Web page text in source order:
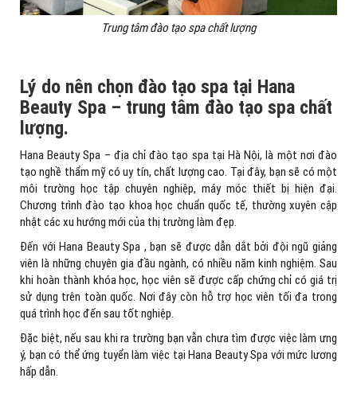
Trung tâm đào tạo spa chất lượng
Lý do nên chọn đào tạo spa tại Hana
Beauty Spa – trung tâm đào tạo spa chất
lượng.
Hana Beauty Spa – địa chỉ đào tạo spa tại Hà Nội, là một nơi đào
tạo nghề thẩm mỹ có uy tín, chất lượng cao. Tại đây, bạn sẽ có một
môi trường học tập chuyên nghiệp, máy móc thiết bị hiện đại.
Chương trình đào tạo khoa học chuẩn quốc tế, thường xuyên cập
nhật các xu hướng mới của thị trường làm đẹp.
Đến với Hana Beauty Spa , bạn sẽ được dẫn dắt bởi đội ngũ giảng
viên là những chuyên gia đầu ngành, có nhiều năm kinh nghiệm. Sau
khi hoàn thành khóa học, học viên sẽ được cấp chứng chỉ có giá trị
sử dụng trên toàn quốc. Nơi đây còn hỗ trợ học viên tối đa trong
quá trình học đến sau tốt nghiệp.
Đặc biệt, nếu sau khi ra trường bạn vẫn chưa tìm được việc làm ưng
ý, bạn có thể ứng tuyển làm việc tại Hana Beauty Spa với mức lương
hấp dẫn.